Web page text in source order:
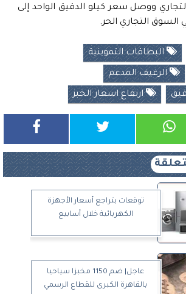
ووصل سعر كيلو الدقيق الواحد إلى
البطاقات التموينية
الرغيف المدعم
ارتفاع اسعار الخبز
توقعات بتراجع أسعار الأجهزة
الكهربائية خلال أسابيع
عاجل| ضم 1150 مخبزا سياحيا
بالقاهرة الكبرى للقطاع الرسمي